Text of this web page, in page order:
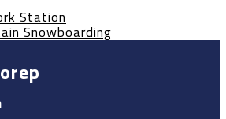
Station
Snowboarding